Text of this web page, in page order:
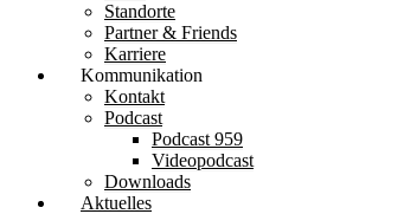
Standorte
Partner & Friends
Karriere
Kommunikation
Kontakt
Podcast
Podcast 959
Videopodcast
Downloads
Aktuelles